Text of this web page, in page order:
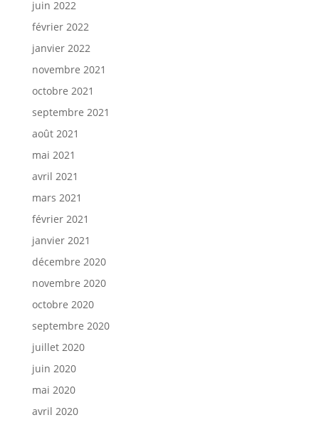
juin 2022
février 2022
janvier 2022
novembre 2021
octobre 2021
septembre 2021
août 2021
mai 2021
avril 2021
mars 2021
février 2021
janvier 2021
décembre 2020
novembre 2020
octobre 2020
septembre 2020
juillet 2020
juin 2020
mai 2020
avril 2020